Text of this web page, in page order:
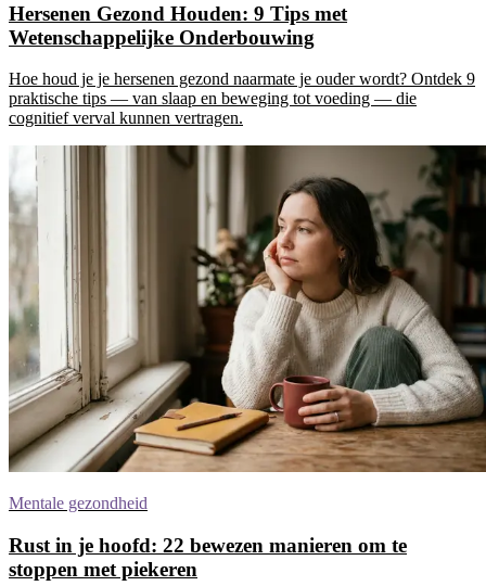
Hersenen Gezond Houden: 9 Tips met
Wetenschappelijke Onderbouwing
Hoe houd je je hersenen gezond naarmate je ouder wordt? Ontdek 9
praktische tips — van slaap en beweging tot voeding — die
cognitief verval kunnen vertragen.
Mentale gezondheid
Rust in je hoofd: 22 bewezen manieren om te
stoppen met piekeren